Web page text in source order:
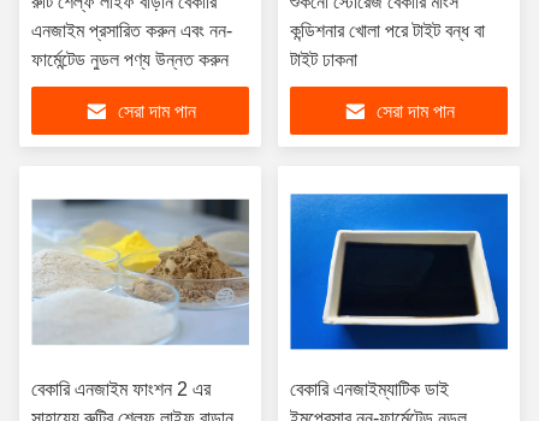
এনজাইম প্রসারিত করুন এবং নন-
ফার্মেন্টেড নুডল পণ্য উন্নত করুন
সেরা দাম পান
কন্ডিশনার খোলা পরে টাইট বন্ধ বা
টাইট ঢাকনা
সেরা দাম পান
বেকারি এনজাইম ফাংশন 2 এর
বেকারি এনজাইম্যাটিক ডাই